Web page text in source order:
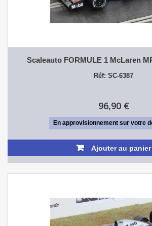
Scaleauto FORMULE 1 McLaren
Réf: SC-6387
96,90 €
En approvisionnement sur votre
Ajouter au panier